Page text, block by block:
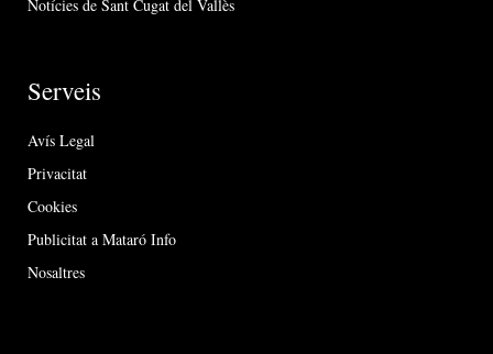
Notícies de Sant Cugat del Vallès
Serveis
Avís Legal
Privacitat
Cookies
Publicitat a Mataró Info
Nosaltres